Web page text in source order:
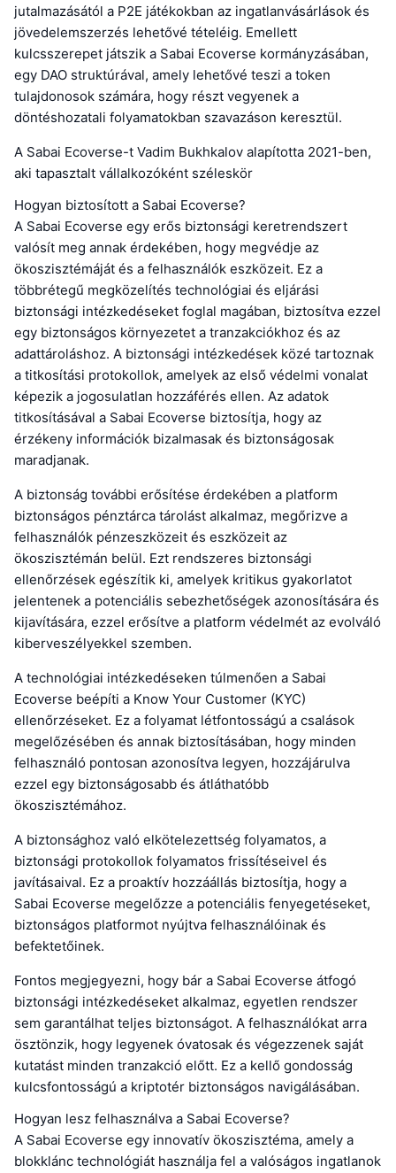
jutalmazásától a P2E játékokban az ingatlanvásárlások és
jövedelemszerzés lehetővé tételéig. Emellett
kulcsszerepet játszik a Sabai Ecoverse kormányzásában,
egy DAO struktúrával, amely lehetővé teszi a token
tulajdonosok számára, hogy részt vegyenek a
döntéshozatali folyamatokban szavazáson keresztül.
A Sabai Ecoverse-t Vadim Bukhkalov alapította 2021-ben,
aki tapasztalt vállalkozóként széleskör
Hogyan biztosított a Sabai Ecoverse?
A Sabai Ecoverse egy erős biztonsági keretrendszert
valósít meg annak érdekében, hogy megvédje az
ökoszisztémáját és a felhasználók eszközeit. Ez a
többrétegű megközelítés technológiai és eljárási
biztonsági intézkedéseket foglal magában, biztosítva ezzel
egy biztonságos környezetet a tranzakciókhoz és az
adattároláshoz. A biztonsági intézkedések közé tartoznak
a titkosítási protokollok, amelyek az első védelmi vonalat
képezik a jogosulatlan hozzáférés ellen. Az adatok
titkosításával a Sabai Ecoverse biztosítja, hogy az
érzékeny információk bizalmasak és biztonságosak
maradjanak.
A biztonság további erősítése érdekében a platform
biztonságos pénztárca tárolást alkalmaz, megőrizve a
felhasználók pénzeszközeit és eszközeit az
ökoszisztémán belül. Ezt rendszeres biztonsági
ellenőrzések egészítik ki, amelyek kritikus gyakorlatot
jelentenek a potenciális sebezhetőségek azonosítására és
kijavítására, ezzel erősítve a platform védelmét az evolváló
kiberveszélyekkel szemben.
A technológiai intézkedéseken túlmenően a Sabai
Ecoverse beépíti a Know Your Customer (KYC)
ellenőrzéseket. Ez a folyamat létfontosságú a csalások
megelőzésében és annak biztosításában, hogy minden
felhasználó pontosan azonosítva legyen, hozzájárulva
ezzel egy biztonságosabb és átláthatóbb
ökoszisztémához.
A biztonsághoz való elkötelezettség folyamatos, a
biztonsági protokollok folyamatos frissítéseivel és
javításaival. Ez a proaktív hozzáállás biztosítja, hogy a
Sabai Ecoverse megelőzze a potenciális fenyegetéseket,
biztonságos platformot nyújtva felhasználóinak és
befektetőinek.
Fontos megjegyezni, hogy bár a Sabai Ecoverse átfogó
biztonsági intézkedéseket alkalmaz, egyetlen rendszer
sem garantálhat teljes biztonságot. A felhasználókat arra
ösztönzik, hogy legyenek óvatosak és végezzenek saját
kutatást minden tranzakció előtt. Ez a kellő gondosság
kulcsfontosságú a kriptotér biztonságos navigálásában.
Hogyan lesz felhasználva a Sabai Ecoverse?
A Sabai Ecoverse egy innovatív ökoszisztéma, amely a
blokklánc technológiát használja fel a valóságos ingatlanok